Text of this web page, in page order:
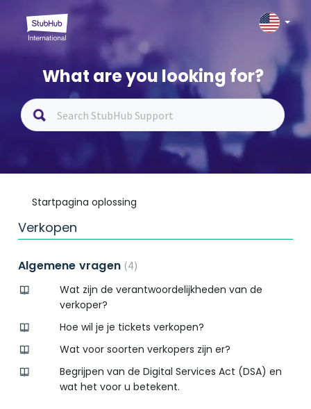
What are you looking for?
Startpagina oplossing
Verkopen
Algemene vragen 4
Wat zijn de verantwoordelijkheden van de
verkoper?
Hoe wil je je tickets verkopen?
Wat voor soorten verkopers zijn er?
Begrijpen van de Digital Services Act (DSA) en
wat het voor u betekent.